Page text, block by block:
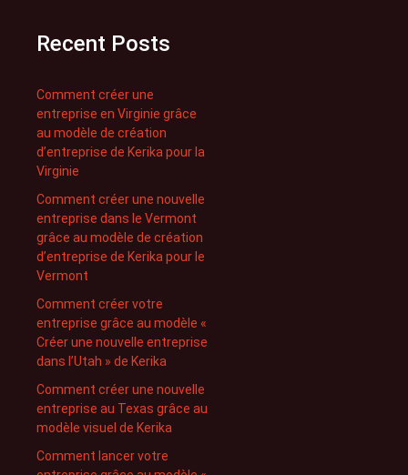
Recent Posts
Comment créer une
entreprise en Virginie grâce
au modèle de création
d’entreprise de Kerika pour la
Virginie
Comment créer une nouvelle
entreprise dans le Vermont
grâce au modèle de création
d’entreprise de Kerika pour le
Vermont
Comment créer votre
entreprise grâce au modèle «
Créer une nouvelle entreprise
dans l’Utah » de Kerika
Comment créer une nouvelle
entreprise au Texas grâce au
modèle visuel de Kerika
Comment lancer votre